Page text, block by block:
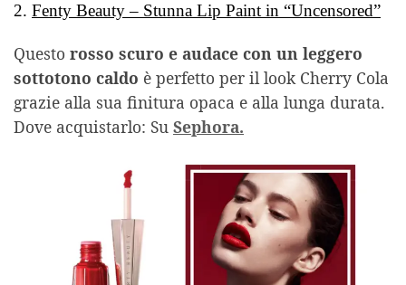
2. Fenty Beauty – Stunna Lip Paint in “Uncensored”
Questo rosso scuro e audace con un leggero
sottotono caldo è perfetto per il look Cherry Cola
grazie alla sua finitura opaca e alla lunga durata.
Dove acquistarlo: Su Sephora.